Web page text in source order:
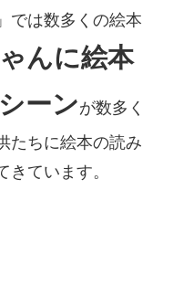
では数多くの絵本
んに絵本
ーンが数多く
たちに絵本の読み
ています。